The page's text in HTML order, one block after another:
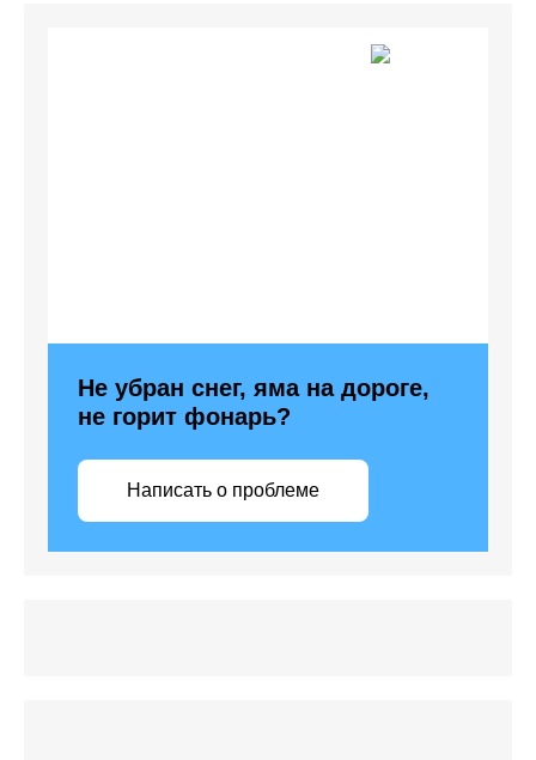
Не убран снег, яма на дороге,
не горит фонарь?
Написать о проблеме